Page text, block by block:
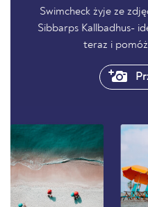
Swimcheck żyje ze
Sibbarps Kallbadhus-
teraz i pomóż